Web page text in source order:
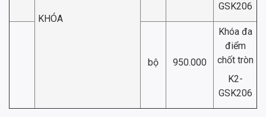
KHÓA
GSK206
bộ 950.000
Khóa đa
điểm
chốt tròn
K2-
GSK206